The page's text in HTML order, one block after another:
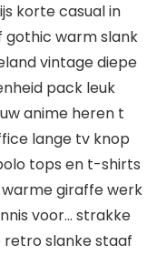
korte casual in
gothic warm slank
vintage diepe
pack leuk
anime heren t
lange tv knop
tops en t-shirts
giraffe werk
voor… strakke
retro slanke staaf